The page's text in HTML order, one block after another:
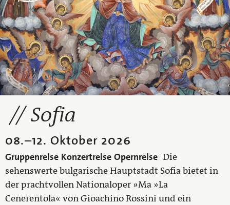
Sofia
08.–12. Oktober 2026
Gruppenreise Konzertreise Opernreise Die
sehenswerte bulgarische Hauptstadt Sofia bietet in
der prachtvollen Nationaloper »Ma »La
Cenerentola« von Gioachino Rossini und ein